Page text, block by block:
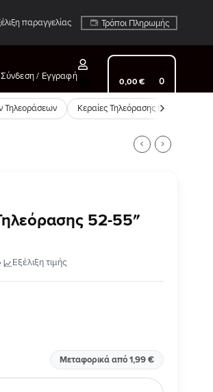
παραγγελίας Τρόποι Πληρωμής
Σύνδεση / Εγγραφή
0,00 € 0
Τηλεοράσεων Κεραίες Τηλεόρασης Εξωτερικές
52-55″
· Εξέλιξη τιμής
Μεταφορικά από 1,99 €